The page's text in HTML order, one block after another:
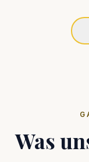
Was